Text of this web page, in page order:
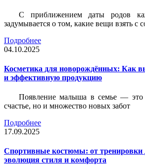
С приближением даты родов
задумывается о том, какие вещи взять с
Подробнее
04.10.2025
Косметика для новорождённых: Как
и эффективную продукцию
Появление малыша в семье — это
счастье, но и множество новых забот
Подробнее
17.09.2025
Спортивные костюмы: от тренировки
эволюция стиля и комфорта